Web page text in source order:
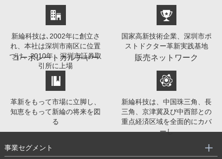
新綸科技は､2002年に創立さ
れ、本社は深圳市南区に位置
づけ、2010年、深圳市証券取
引所に上場
国家高新技術企業、深圳市ポ
ストドクター革新実践基地
コーポレートカルチャー
革新をもって市場に立脚し、
知恵をもって新綸の将来を図
る
販売ネットワーク
新綸科技は、中国珠三角、長
三角、京津冀及び中西部との
重点経済区域を全面的にカバ
ーし
事業セグメント